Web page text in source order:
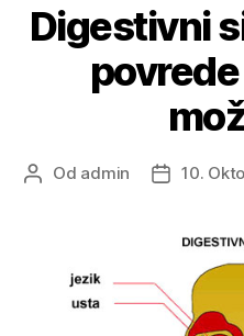
Digestivni
Autor
Od admin
Datum
10.